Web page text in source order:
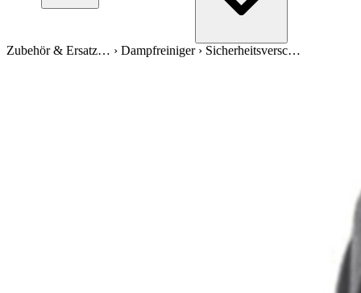
Zubehör & Ersatz… › Dampfreiniger› Sicherheitsversc…